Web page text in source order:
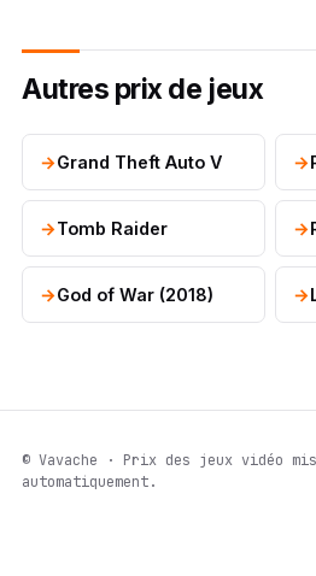
Autres prix de jeux
Grand Theft Auto V
Tomb Raider
God of War (2018)
© Vavache · Prix des jeux vidéo
automatiquement.